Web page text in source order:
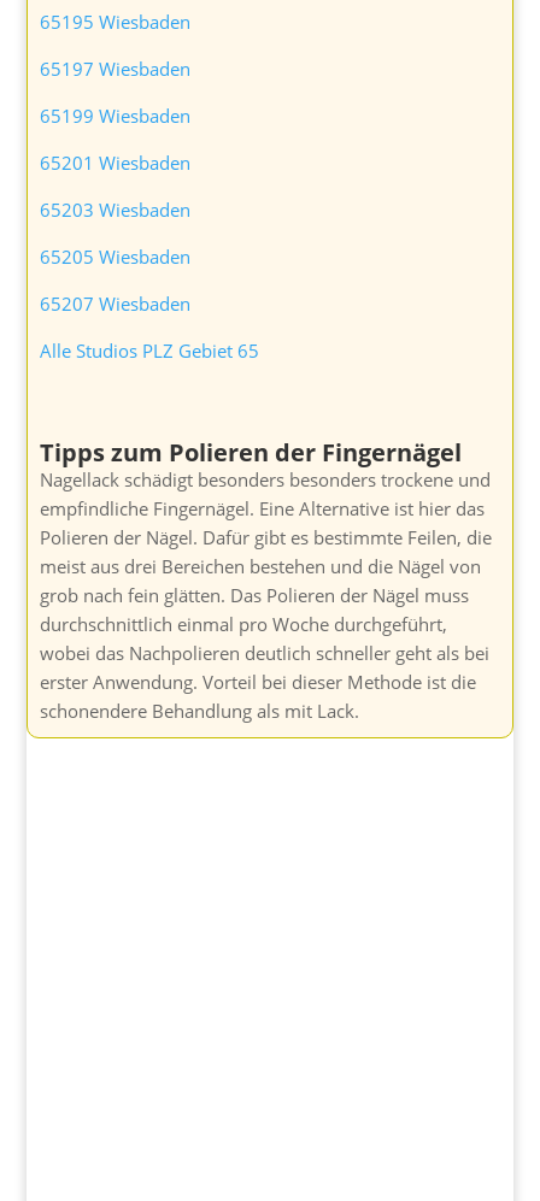
65195 Wiesbaden
65197 Wiesbaden
65199 Wiesbaden
65201 Wiesbaden
65203 Wiesbaden
65205 Wiesbaden
65207 Wiesbaden
Alle Studios PLZ Gebiet 65
Tipps zum Polieren der Fingernägel
Nagellack schädigt besonders besonders trockene und
empfindliche Fingernägel. Eine Alternative ist hier das
Polieren der Nägel. Dafür gibt es bestimmte Feilen, die
meist aus drei Bereichen bestehen und die Nägel von
grob nach fein glätten. Das Polieren der Nägel muss
durchschnittlich einmal pro Woche durchgeführt,
wobei das Nachpolieren deutlich schneller geht als bei
erster Anwendung. Vorteil bei dieser Methode ist die
schonendere Behandlung als mit Lack.